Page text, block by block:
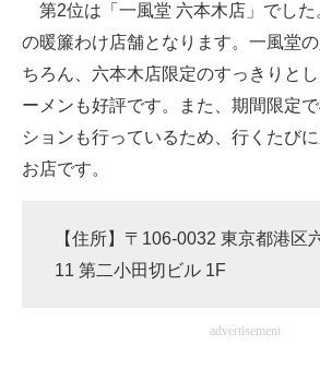
エネルギーの専門メディア
ちょっと気になるネットの話題
第2位は「一風堂 六本木店」でした
の暖簾わけ店舗となります。一風堂
ちろん、六本木店限定のすっきりと
ーメンも好評です。また、期間限定
ションも行っているため、行くたび
お店です。
【住所】〒106-0032 東京都港区
11 第二小田切ビル 1F
advertisement